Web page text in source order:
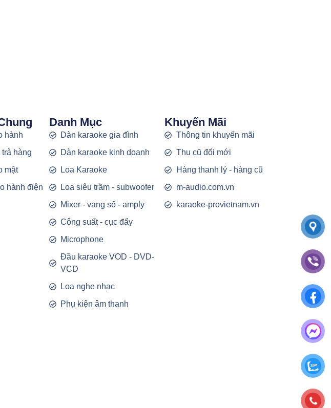
hành
hàng
mật
hành điện
Danh Mục
Dàn karaoke gia đình
Dàn karaoke kinh doanh
Loa Karaoke
Loa siêu trầm - subwoofer
Mixer - vang số - amply
Công suất - cục đẩy
Microphone
Đầu karaoke VOD - DVD-
VCD
Loa nghe nhạc
Phụ kiện âm thanh
Khuyến Mãi
Thông tin khuyến mãi
Thu cũ đổi mới
Hàng thanh lý - hàng cũ
m-audio.com.vn
karaoke-provietnam.vn